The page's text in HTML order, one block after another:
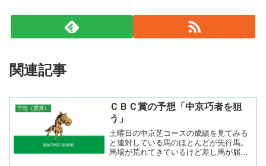
関連記事
予想（重賞）
ＣＢＣ賞の予想「中京巧者を狙
う」
土曜日の中京芝コースの成績を見てみる
と連対している馬のほとんどが先行馬。
馬場が荒れてきているけど差し馬が届か